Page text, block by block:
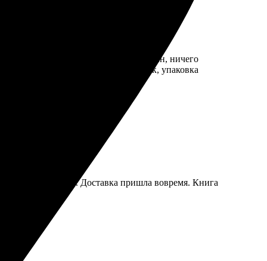
гладко. Сайт интуитивно понятен, ничего
четко. Получила результат в срок, упаковка
порадовал. Доставка пришла вовремя. Книга